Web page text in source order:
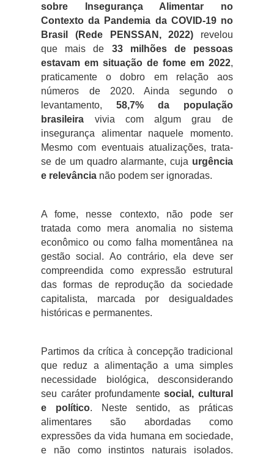
sobre Insegurança Alimentar no
Contexto da Pandemia da COVID-19 no
Brasil (Rede PENSSAN, 2022) revelou
que mais de 33 milhões de pessoas
estavam em situação de fome em 2022,
praticamente o dobro em relação aos
números de 2020. Ainda segundo o
levantamento,58,7% da população
brasileira vivia com algum grau de
insegurança alimentar naquele momento.
Mesmo com eventuais atualizações, trata-
se de um quadro alarmante, cuja urgência
e relevância não podem ser ignoradas.
A fome, nesse contexto, não pode ser
tratada como mera anomalia no sistema
econômico ou como falha momentânea na
gestão social. Ao contrário, ela deve ser
compreendida como expressão estrutural
das formas de reprodução da sociedade
capitalista, marcada por desigualdades
históricas e permanentes.
Partimos da crítica à concepção tradicional
que reduz a alimentação a uma simples
necessidade biológica, desconsiderando
seu caráter profundamentesocial, cultural
e político. Neste sentido, as práticas
alimentares são abordadas como
expressões da vida humana em sociedade,
e não como instintos naturais isolados.